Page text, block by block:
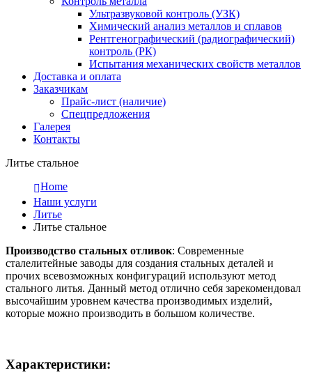
Ультразвуковой контроль (УЗК)
Химический анализ металлов и сплавов
Рентгенографический (радиографический)
контроль (РК)
Испытания механических свойств металлов
Доставка и оплата
Заказчикам
Прайс-лист (наличие)
Спецпредложения
Галерея
Контакты
Литье стальное
Home
Наши услуги
Литье
Литье стальное
Производство стальных отливок: Современные
сталелитейные заводы для создания стальных деталей и
прочих всевозможных конфигураций используют метод
стального литья. Данный метод отлично себя зарекомендовал
высочайшим уровнем качества производимых изделий,
которые можно производить в большом количестве.
Характеристики: